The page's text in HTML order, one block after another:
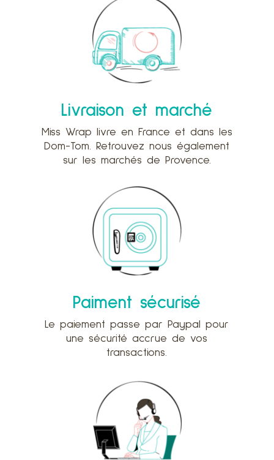
Livraison et marché
Miss Wrap livre en France et dans les
Dom-Tom. Retrouvez nous également
sur les marchés de Provence.
Paiment sécurisé
Le paiement passe par Paypal pour
une sécurité accrue de vos
transactions.